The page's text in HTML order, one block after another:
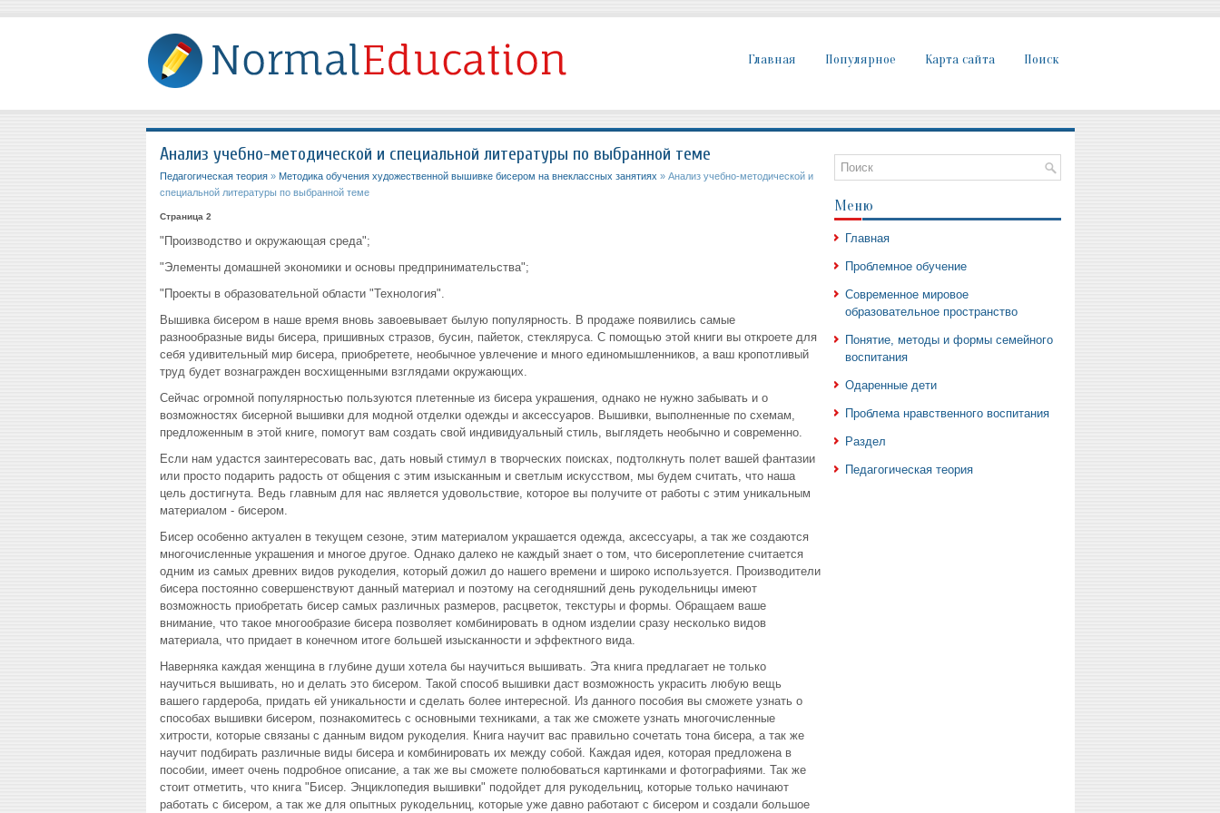
Главная Популярное Карта сайта Поиск
Анализ учебно-методической и специальной литературы по выбранной теме
Педагогическая теория» Методика обучения художественной вышивке бисером на внеклассных занятиях » Анализ учебно-методической и
специальной литературы по выбранной теме
Страница 2
"Производство и окружающая среда";
"Элементы домашней экономики и основы предпринимательства";
"Проекты в образовательной области "Технология".
Вышивка бисером в наше время вновь завоевывает былую популярность. В продаже появились самые
разнообразные виды бисера, пришивных стразов, бусин, пайеток, стекляруса. С помощью этой книги вы откроете для
себя удивительный мир бисера, приобретете, необычное увлечение и много единомышленников, а ваш кропотливый
труд будет вознагражден восхищенными взглядами окружающих.
Сейчас огромной популярностью пользуются плетенные из бисера украшения, однако не нужно забывать и о
возможностях бисерной вышивки для модной отделки одежды и аксессуаров. Вышивки, выполненные по схемам,
предложенным в этой книге, помогут вам создать свой индивидуальный стиль, выглядеть необычно и современно.
Если нам удастся заинтересовать вас, дать новый стимул в творческих поисках, подтолкнуть полет вашей фантазии
или просто подарить радость от общения с этим изысканным и светлым искусством, мы будем считать, что наша
цель достигнута. Ведь главным для нас является удовольствие, которое вы получите от работы с этим уникальным
материалом - бисером.
Бисер особенно актуален в текущем сезоне, этим материалом украшается одежда, аксессуары, а так же создаются
многочисленные украшения и многое другое. Однако далеко не каждый знает о том, что бисероплетение считается
одним из самых древних видов рукоделия, который дожил до нашего времени и широко используется. Производители
бисера постоянно совершенствуют данный материал и поэтому на сегодняшний день рукодельницы имеют
возможность приобретать бисер самых различных размеров, расцветок, текстуры и формы. Обращаем ваше
внимание, что такое многообразие бисера позволяет комбинировать в одном изделии сразу несколько видов
материала, что придает в конечном итоге большей изысканности и эффектного вида.
Наверняка каждая женщина в глубине души хотела бы научиться вышивать. Эта книга предлагает не только
научиться вышивать, но и делать это бисером. Такой способ вышивки даст возможность украсить любую вещь
вашего гардероба, придать ей уникальности и сделать более интересной. Из данного пособия вы сможете узнать о
способах вышивки бисером, познакомитесь с основными техниками, а так же сможете узнать многочисленные
хитрости, которые связаны с данным видом рукоделия. Книга научит вас правильно сочетать тона бисера, а так же
научит подбирать различные виды бисера и комбинировать их между собой. Каждая идея, которая предложена в
пособии, имеет очень подробное описание, а так же вы сможете полюбоваться картинками и фотографиями. Так же
стоит отметить, что книга "Бисер. Энциклопедия вышивки" подойдет для рукодельниц, которые только начинают
работать с бисером, а так же для опытных рукодельниц, которые уже давно работают с бисером и создали большое
Меню
Главная
Проблемное обучение
Современное мировое
образовательное пространство
Понятие, методы и формы семейного
воспитания
Одаренные дети
Проблема нравственного воспитания
Раздел
Педагогическая теория